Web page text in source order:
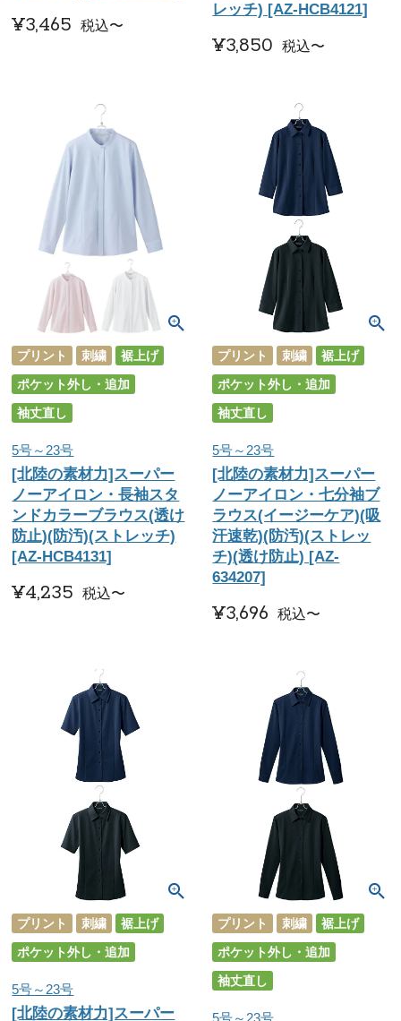
¥3,465 税込〜
レッチ) [AZ-HCB4121]
¥3,850 税込〜
プリント 刺繍
裾上げ
ポケット外し・追加
袖丈直し
5号～23号
[北陸の素材力]スーパー
ノーアイロン・長袖スタ
ンドカラーブラウス(透け
防止)(防汚)(ストレッチ)
[AZ-HCB4131]
¥4,235 税込〜
プリント 刺繍
裾上げ
ポケット外し・追加
袖丈直し
5号～23号
[北陸の素材力]スーパー
ノーアイロン・七分袖ブ
ラウス(イージーケア)(吸
汗速乾)(防汚)(ストレッ
チ)(透け防止) [AZ-
634207]
¥3,696 税込〜
プリント 刺繍
裾上げ
ポケット外し・追加
5号～23号
[北陸の素材力]スーパー
プリント 刺繍
裾上げ
ポケット外し・追加
袖丈直し